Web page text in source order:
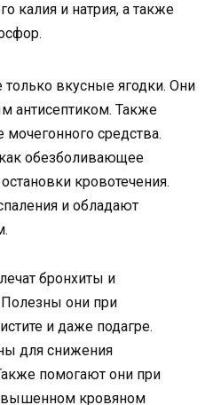
калия и натрия, а также
вкусные ягодки. Они
антисептиком. Также
средства.
обезболивающее
кровотечения.
и обладают
бронхиты и
они при
и даже подагре.
для снижения
помогают они при
кровяном